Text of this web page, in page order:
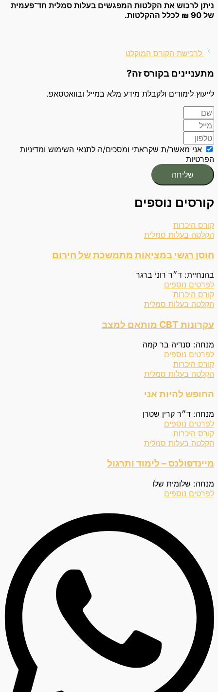
ניתן לרכוש את הקלטות המפגשים בעלות סמלית חד־פעמית
של 90 ₪ לכלל ההקלטות.
לרכישת הקורס המוקלט
מתעניינים בקורס זה?
לייעוץ לימודים ולקבלת מידע מלא במייל ובוואטסאפ.
אני מאשר/ת שקראתי ומסכים/ה לתנאי השימוש ומדיניות
הפרטיות
שליחה
קורסים נוספים
קורס היכרות
הקלטה בעלות סמלית
חוסן רגשי במציאות מתמשכת של חירום
בהנחיית: ד״ר רוני ברגר
לפרטים נוספים
קורס היכרות
הקלטה בעלות סמלית
עקרונות CBT מותאם למצב
מנחה: סנדיה בר קמה
לפרטים נוספים
קורס היכרות
הקלטה בעלות סמלית
החופש להיות אני
מנחה: ד״ר קרין שטרן
לפרטים נוספים
קורס היכרות
הקלטה בעלות סמלית
מיינדפולנס – לימוד ותרגול
מנחה: שלומית שלו
לפרטים נוספים